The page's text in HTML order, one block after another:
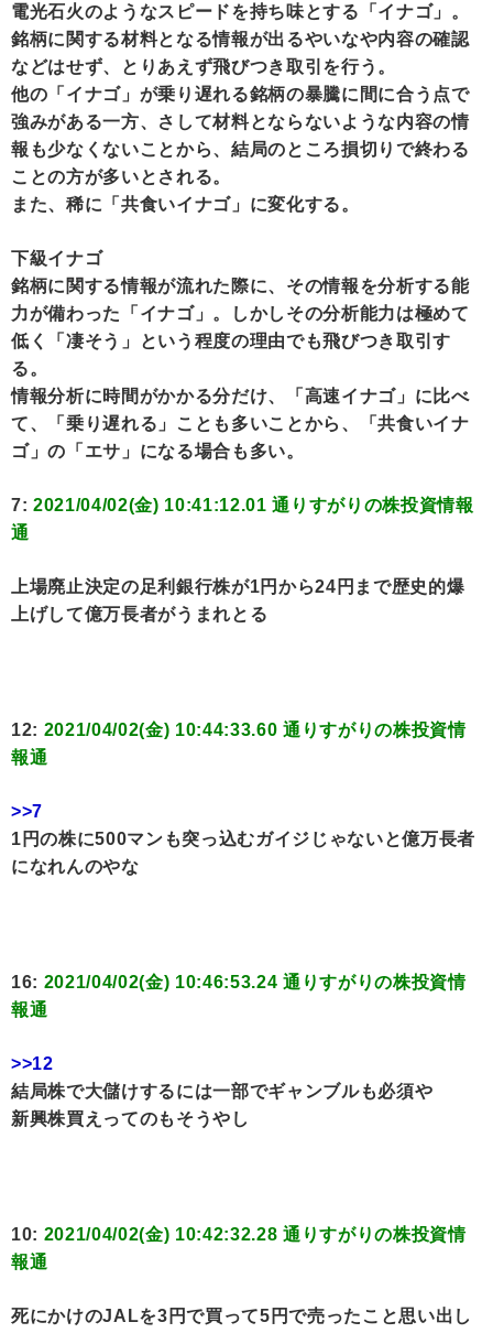
電光石火のようなスピードを持ち味とする「イナゴ」。
銘柄に関する材料となる情報が出るやいなや内容の確認
などはせず、とりあえず飛びつき取引を行う。
他の「イナゴ」が乗り遅れる銘柄の暴騰に間に合う点で
強みがある一方、さして材料とならないような内容の情
報も少なくないことから、結局のところ損切りで終わる
ことの方が多いとされる。
また、稀に「共食いイナゴ」に変化する。
下級イナゴ
銘柄に関する情報が流れた際に、その情報を分析する能
力が備わった「イナゴ」。しかしその分析能力は極めて
低く「凄そう」という程度の理由でも飛びつき取引す
る。
情報分析に時間がかかる分だけ、「高速イナゴ」に比べ
て、「乗り遅れる」ことも多いことから、「共食いイナ
ゴ」の「エサ」になる場合も多い。
7: 2021/04/02(金) 10:41:12.01 通りすがりの株投資情報
通
上場廃止決定の足利銀行株が1円から24円まで歴史的爆
上げして億万長者がうまれとる
12: 2021/04/02(金) 10:44:33.60 通りすがりの株投資情
報通
>>7
1円の株に500マンも突っ込むガイジじゃないと億万長者
になれんのやな
16: 2021/04/02(金) 10:46:53.24 通りすがりの株投資情
報通
>>12
結局株で大儲けするには一部でギャンブルも必須や
新興株買えってのもそうやし
10: 2021/04/02(金) 10:42:32.28 通りすがりの株投資情
報通
死にかけのJALを3円で買って5円で売ったこと思い出し